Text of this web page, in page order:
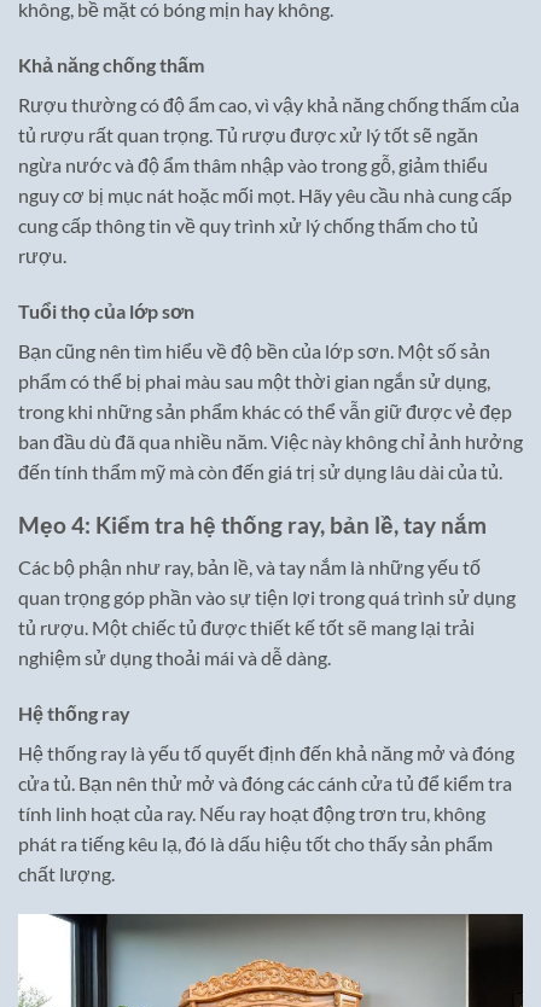
không, bề mặt có bóng mịn hay không.
Khả năng chống thấm
Rượu thường có độ ẩm cao, vì vậy khả năng chống thấm của
tủ rượu rất quan trọng. Tủ rượu được xử lý tốt sẽ ngăn
ngừa nước và độ ẩm thâm nhập vào trong gỗ, giảm thiểu
nguy cơ bị mục nát hoặc mối mọt. Hãy yêu cầu nhà cung cấp
cung cấp thông tin về quy trình xử lý chống thấm cho tủ
rượu.
Tuổi thọ của lớp sơn
Bạn cũng nên tìm hiểu về độ bền của lớp sơn. Một số sản
phẩm có thể bị phai màu sau một thời gian ngắn sử dụng,
trong khi những sản phẩm khác có thể vẫn giữ được vẻ đẹp
ban đầu dù đã qua nhiều năm. Việc này không chỉ ảnh hưởng
đến tính thẩm mỹ mà còn đến giá trị sử dụng lâu dài của tủ.
Mẹo 4: Kiểm tra hệ thống ray, bản lề, tay nắm
Các bộ phận như ray, bản lề, và tay nắm là những yếu tố
quan trọng góp phần vào sự tiện lợi trong quá trình sử dụng
tủ rượu. Một chiếc tủ được thiết kế tốt sẽ mang lại trải
nghiệm sử dụng thoải mái và dễ dàng.
Hệ thống ray
Hệ thống ray là yếu tố quyết định đến khả năng mở và đóng
cửa tủ. Bạn nên thử mở và đóng các cánh cửa tủ để kiểm tra
tính linh hoạt của ray. Nếu ray hoạt động trơn tru, không
phát ra tiếng kêu lạ, đó là dấu hiệu tốt cho thấy sản phẩm
chất lượng.